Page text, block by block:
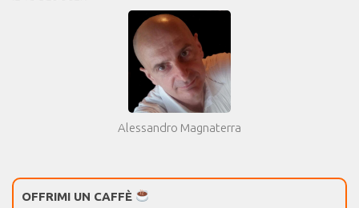
Alessandro Magnaterra
OFFRIMI UN CAFFÈ